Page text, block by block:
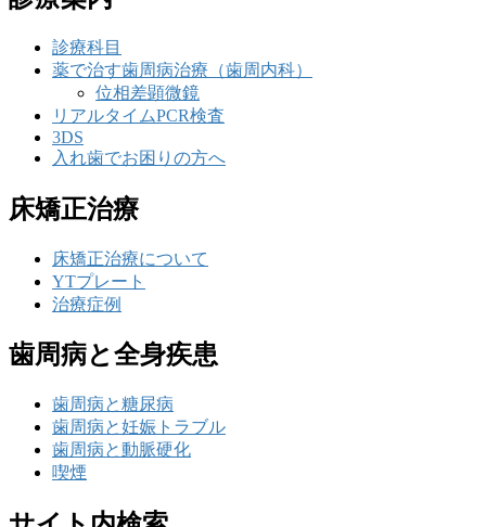
診療科目
薬で治す歯周病治療（歯周内科）
位相差顕微鏡
リアルタイムPCR検査
3DS
入れ歯でお困りの方へ
床矯正治療
床矯正治療について
YTプレート
治療症例
歯周病と全身疾患
歯周病と糖尿病
歯周病と妊娠トラブル
歯周病と動脈硬化
喫煙